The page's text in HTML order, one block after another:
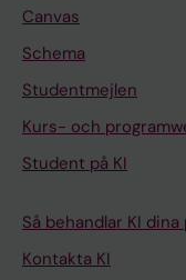
Canvas
Schema
Studentmejlen
Kurs- och
Student på KI
Så behandlar KI
Kontakta KI